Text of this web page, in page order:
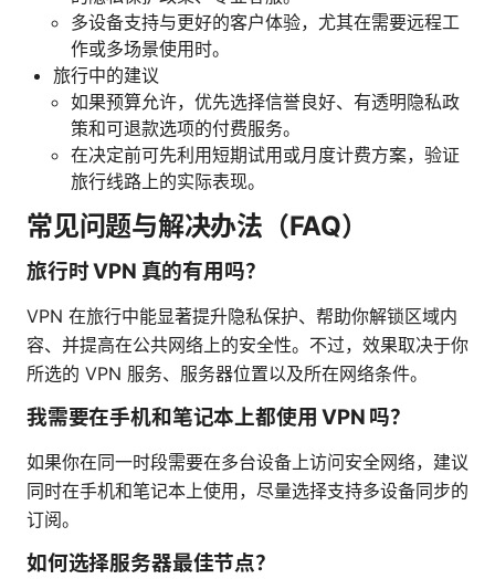
多设备支持与更好的客户体验，尤其在需要远程工
作或多场景使用时。
旅行中的建议
如果预算允许，优先选择信誉良好、有透明隐私政
策和可退款选项的付费服务。
在决定前可先利用短期试用或月度计费方案，验证
旅行线路上的实际表现。
常见问题与解决办法（FAQ）
旅行时 VPN 真的有用吗？
VPN 在旅行中能显著提升隐私保护、帮助你解锁区域内
容、并提高在公共网络上的安全性。不过，效果取决于你
所选的 VPN 服务、服务器位置以及所在网络条件。
我需要在手机和笔记本上都使用 VPN 吗？
如果你在同一时段需要在多台设备上访问安全网络，建议
同时在手机和笔记本上使用，尽量选择支持多设备同步的
订阅。
如何选择服务器最佳节点？